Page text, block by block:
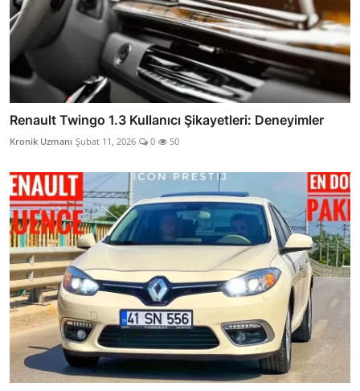
Renault Twingo 1.3 Kullanıcı Şikayetleri: Deneyimler
Kronik Uzmanı Şubat 11, 2026 0 50